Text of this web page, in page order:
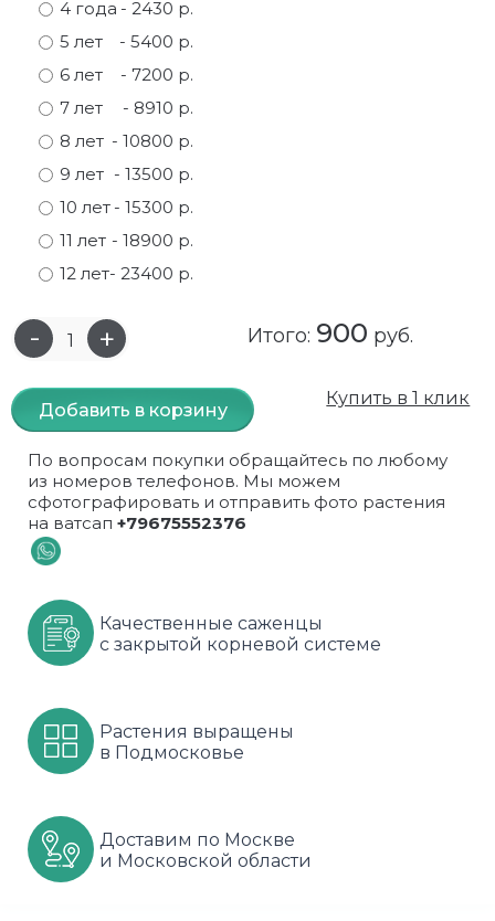
Самшит
Сирень
Спирея
Форзиция
Шиповник декоративный красный
Шиповник декоративный, белый
Юкка
Малиновое дерево
Миндаль
Облепиха высокорослая
Облепиха высокорослая, раскидистая
Орех (Фундук)
Персики
Сливы
Черемуховое дерева
Черешни
Шарафуга
Яблони
Кизил
Крыжовник
Малина
На штамбе
Облепиха
Оптом
От производителя
Рябина красная
Рябина черноплодная
Смородина
Черника
Мускусные
Оранжевые розы
Парковые
Пионовидные
Плетистые
Почвопокровные
разноцветные
Розовые розы
Розы фиолетовые
Сиреневые
Флорибунда
Шрабы
Штамбовые
4 года - 2430 р.
5 лет
- 5400 р.
6 лет
- 7200 р.
7 лет
- 8910 р.
8 лет - 10800 р.
9 лет - 13500 р.
10 лет - 15300 р.
11 лет - 18900 р.
12 лет- 23400 р.
Итого: 900 руб.
Добавить в корзину
Купить в 1 клик
По вопросам покупки обращайтесь по любому
из номеров телефонов. Мы можем
сфотографировать и отправить фото растения
на ватсап +79675552376
Качественные саженцы
с закрытой корневой системе
Растения выращены
в Подмосковье
Доставим по Москве
и Московской области